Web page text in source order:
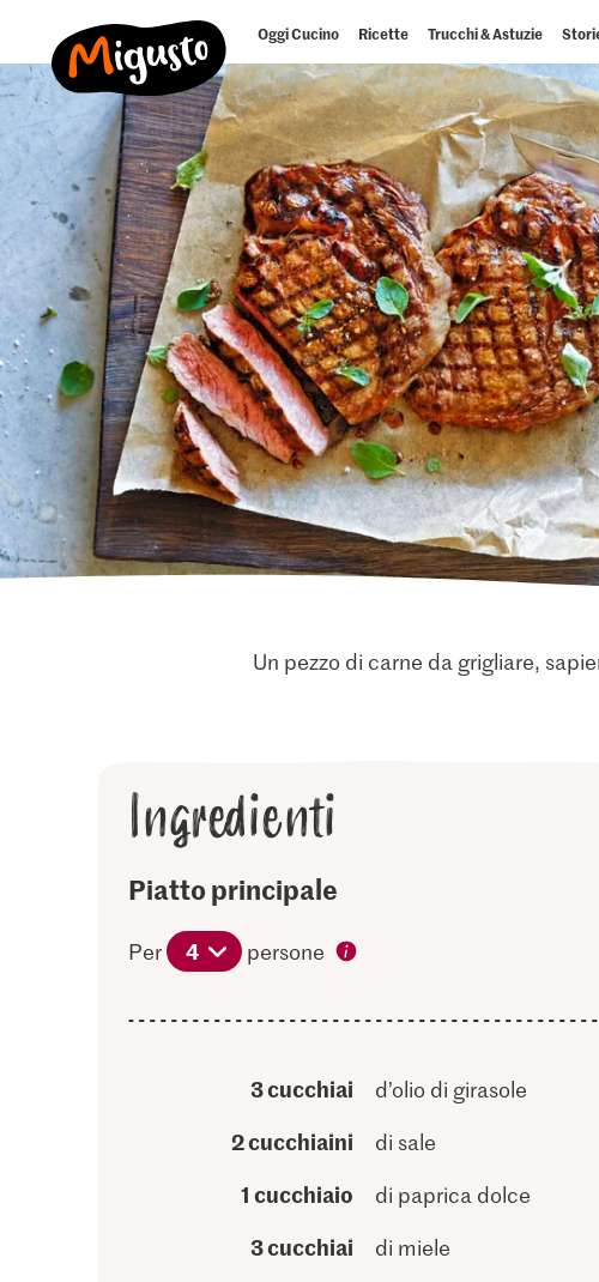
Oggi Cucino Ricette Trucchi & Astuzie
Un pezzo di carne da grigliare,
Ingredienti
Piatto principale
Per 4 persone
3 cucchiai d’olio di girasole
2 cucchiaini di sale
1 cucchiaio di paprica dolce
3 cucchiai di miele